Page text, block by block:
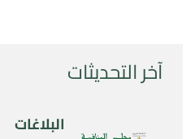
آخر التحديثات
البلاغات